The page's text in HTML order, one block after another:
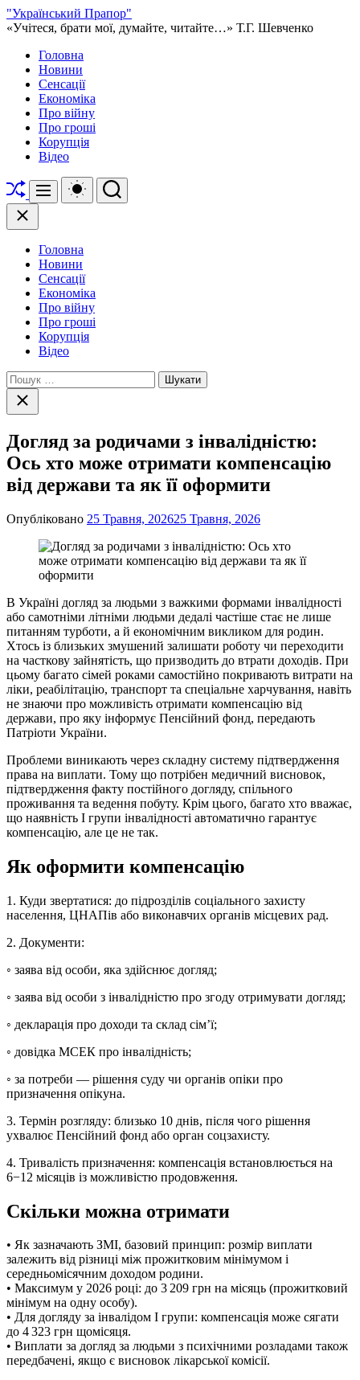
Перейти
до
"Український Прапор"
«Учітеся, брати мої, думайте, читайте…» Т.Г. Шевченко
Головна
Новини
Сенсації
Економіка
Про війну
Про гроші
Корупція
Відео
Перетасувати
Меню
Перемикач
кольорового
Пошук
Закрити
Головна
Новини
Сенсації
Економіка
Про війну
Про гроші
Корупція
Відео
Пошук:
Закрити
пошук
Догляд за родичами з інвалідністю:
Ось хто може отримати компенсацію
від держави та як її оформити
Опубліковано 25 Травня, 202625 Травня, 2026
В Україні догляд за людьми з важкими формами інвалідності
або самотніми літніми людьми дедалі частіше стає не лише
питанням турботи, а й економічним викликом для родин.
Хтось із близьких змушений залишати роботу чи переходити
на часткову зайнятість, що призводить до втрати доходів. При
цьому багато сімей роками самостійно покривають витрати на
ліки, реабілітацію, транспорт та спеціальне харчування, навіть
не знаючи про можливість отримати компенсацію від
держави, про яку інформує Пенсійний фонд, передають
Патріоти України.
Проблеми виникають через складну систему підтвердження
права на виплати. Тому що потрібен медичний висновок,
підтвердження факту постійного догляду, спільного
проживання та ведення побуту. Крім цього, багато хто вважає,
що наявність І групи інвалідності автоматично гарантує
компенсацію, але це не так.
Як оформити компенсацію
1. Куди звертатися: до підрозділів соціального захисту
населення, ЦНАПів або виконавчих органів місцевих рад.
2. Документи:
◦ заява від особи, яка здійснює догляд;
◦ заява від особи з інвалідністю про згоду отримувати догляд;
◦ декларація про доходи та склад сім’ї;
◦ довідка МСЕК про інвалідність;
◦ за потреби — рішення суду чи органів опіки про
призначення опікуна.
3. Термін розгляду: близько 10 днів, після чого рішення
ухвалює Пенсійний фонд або орган соцзахисту.
4. Тривалість призначення: компенсація встановлюється на
6−12 місяців із можливістю продовження.
Скільки можна отримати
• Як зазначають ЗМІ, базовий принцип: розмір виплати
залежить від різниці між прожитковим мінімумом і
середньомісячним доходом родини.
• Максимум у 2026 році: до 3 209 грн на місяць (прожитковий
мінімум на одну особу).
• Для догляду за інвалідом І групи: компенсація може сягати
до 4 323 грн щомісяця.
• Виплати за догляд за людьми з психічними розладами також
передбачені, якщо є висновок лікарської комісії.